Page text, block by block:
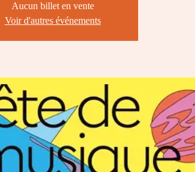
Aucun billet en vente
Voir d'autres événements